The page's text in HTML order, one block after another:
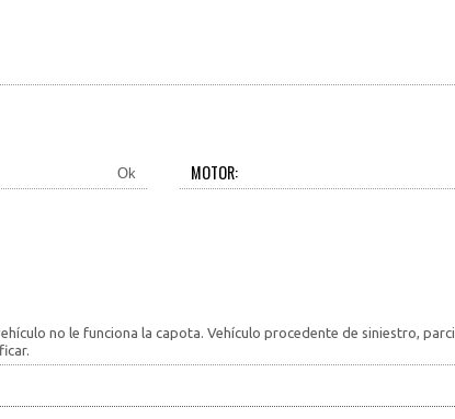
Ok MOTOR:
no le funciona la capota. Vehículo procedente de siniestro,